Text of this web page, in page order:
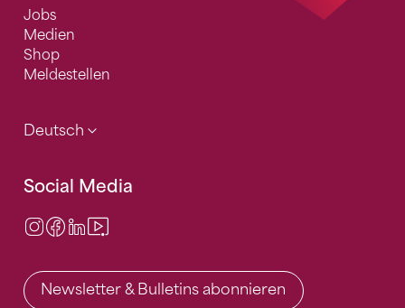
Jobs
Medien
Shop
Meldestellen
Deutsch
Social Media
Instagram
Facebook
LinkedIn
Newsletter & Bulletins abonnieren